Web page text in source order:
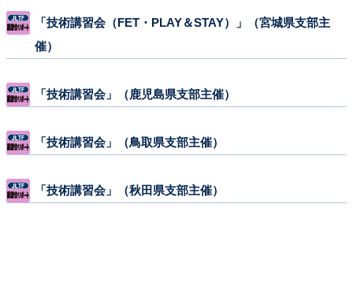
「技術講習会（FET・PLAY＆STAY）」（宮城県支部主
催）
「技術講習会」（鹿児島県支部主催）
「技術講習会」（鳥取県支部主催）
「技術講習会」（秋田県支部主催）